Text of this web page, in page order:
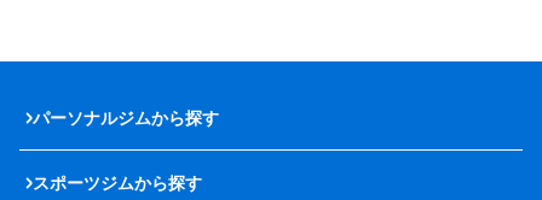
パーソナルジムから探す
スポーツジムから探す